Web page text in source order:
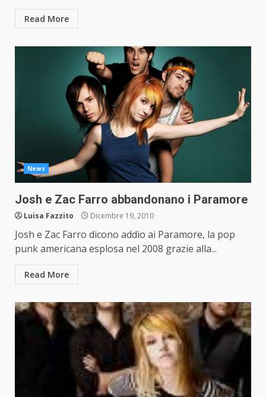
Read More
News
Josh e Zac Farro abbandonano i Paramore
Luisa Fazzito Dicembre 19, 2010
Josh e Zac Farro dicono addio ai Paramore, la pop
punk americana esplosa nel 2008 grazie alla...
Read More